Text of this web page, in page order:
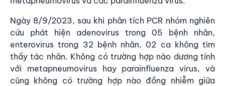
Ngày 8/9/2023, sau khi phân tích PCR nhóm nghiên
cứu phát hiện adenovirus trong 05 bệnh nhân,
enterovirus trong 32 bệnh nhân, 02 ca không tìm
thấy tác nhân. Không có trường hợp nào dương tính
với metapneumovirus hay parainfluenza virus, và
cũng không có trường hợp nào đồng nhiễm giữa